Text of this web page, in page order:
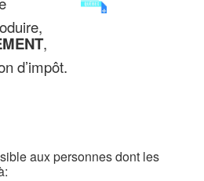
,
d’impôt.
aux personnes dont les